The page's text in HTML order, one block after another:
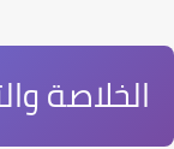
الخلاصة